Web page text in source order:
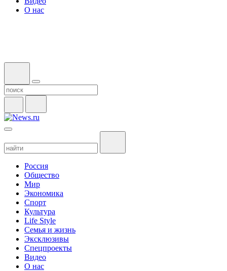
О нас
Россия
Общество
Мир
Экономика
Спорт
Культура
Life Style
Семья и жизнь
Эксклюзивы
Спецпроекты
Видео
О нас